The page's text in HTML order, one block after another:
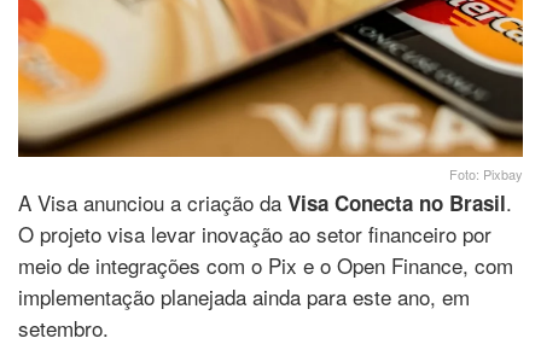
Foto: Pixbay
A Visa anunciou a criação da Visa Conecta no Brasil.
O projeto visa levar inovação ao setor financeiro por
meio de integrações com o Pix e o Open Finance, com
implementação planejada ainda para este ano, em
setembro.